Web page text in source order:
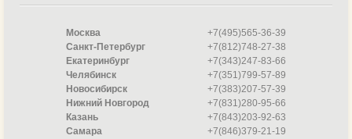
Москва
+7(495)565-36-39
Санкт-Петербург
+7(812)748-27-38
Екатеринбург
+7(343)247-83-66
Челябинск
+7(351)799-57-89
Новосибирск
+7(383)207-57-39
Нижний Новгород
+7(831)280-95-66
Казань
+7(843)203-92-63
Самара
+7(846)379-21-19